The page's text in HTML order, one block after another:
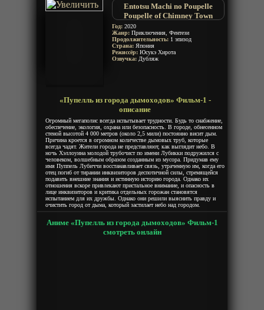
Entotsu Machi no Poupelle
Poupelle of Chimney Town
Год: 2020
Жанр: Приключения, Фентези
Продолжительность: 1 эпизод
Страна: Япония
Режиссёр: Юсукэ Хирота
Озвучка: Дубляж
«Пупелль из города дымоходов» Фильм-1 -
описание
Огромный мегаполис всегда испытывает трудности. Будь то снабжение,
обеспечение, экология, охрана или безопасность. В городе, обнесенном
стеной высотой 4 000 метров (около 2,5 мили) постоянно висит дым.
Причина кроется в огромном количестве дымовых труб, которые
всегда чадят. Жители города не представляют, как выглядит небо. В
ночь Хэллоуина молодой трубочист по имени Лубикки подружился с
человеком, волшебным образом созданным из мусора. Придумав ему
имя Пуппель Лубиччи восстанавливает связь, утраченную им, когда его
отец погиб от тирании инквизиторов деспотичной силы, стремящейся
подавить внешние знания и истинную историю города. Однако их
отношения вскоре привлекают пристальное внимание, и опасность в
лице инквизиторов и критика отдельных горожан становятся
испытанием для их дружбы. Однако они решили выяснить правду и
очистить город от дыма, который застилает небо над городом.
Аниме «Пупелль из города дымоходов» Фильм-1
смотреть онлайн